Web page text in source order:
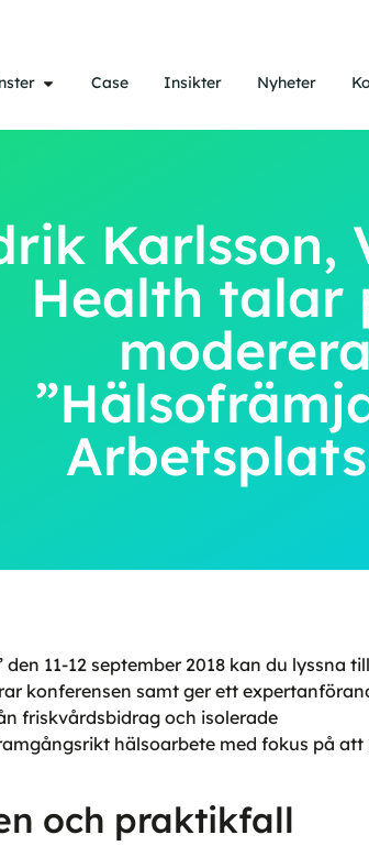
Case Insikter Nyheter
Karlsson,
Health talar
11-12 september 2018 kan du lyssna till
konferensen samt ger ett
friskvårdsbidrag och isolerade
hälsoarbete med fokus på att
och praktikfall